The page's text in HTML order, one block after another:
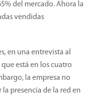
del mercado. Ahora la
vendidas
en una entrevista al
está en los cuatro
la empresa no
presencia de la red en